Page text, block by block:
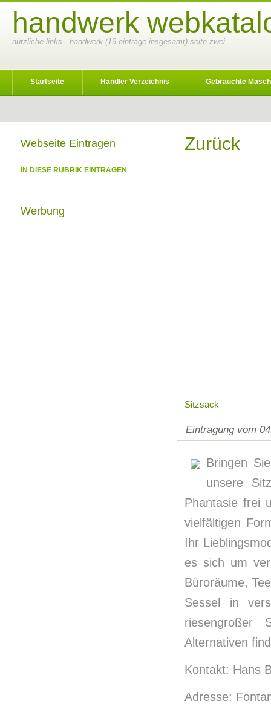
handwerk
nützliche links - handwerk (19 einträge insgesamt) seite zwei
Startseite Händler Verzeichnis Gebrauchte
Zurück
Sitzsack
Eintragung vom
Bringen
unsere
Phantasie frei
vielfältigen
Ihr
es sich um
Büroräume,
Sessel in
riesengroßer
Alternativen
Kontakt: Hans
Adresse:
Webseite Eintragen
IN DIESE RUBRIK EINTRAGEN
Werbung